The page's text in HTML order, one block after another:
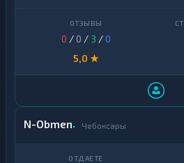
0 / 0 / 3 /0
5,0 ★
N-Obmen Чебоксары